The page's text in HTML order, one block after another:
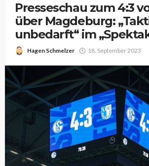
Presseschau zum 4:3
über Magdeburg:
unbedarft“ im
Hagen Schmelzer 18. September 2023